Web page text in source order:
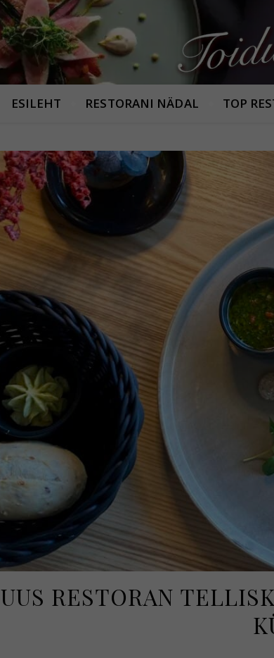
ESILEHT RESTORANI NÄDAL TOP
UUS RESTORAN